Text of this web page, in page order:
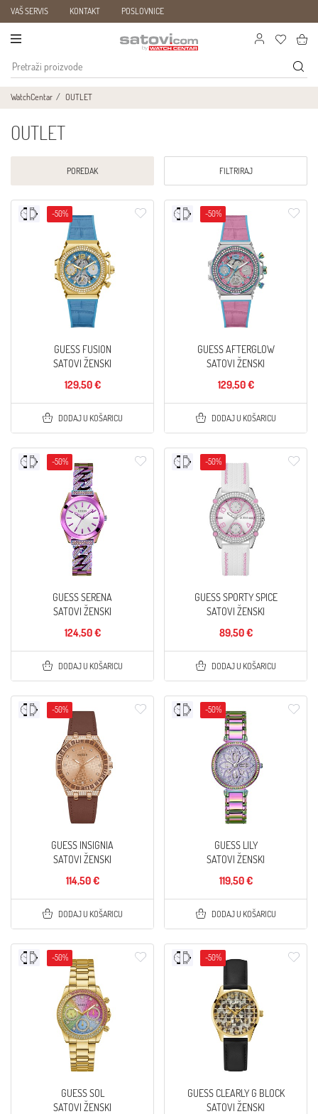
VAŠ SERVIS KONTAKT POSLOVNICE
WatchCentar OUTLET
OUTLET
POREDAK FILTRIRAJ
-50%
GUESS FUSION
SATOVI ŽENSKI
129,50 €
DODAJ U KOŠARICU
-50%
GUESS AFTERGLOW
SATOVI ŽENSKI
129,50 €
DODAJ U KOŠARICU
-50%
GUESS SERENA
SATOVI ŽENSKI
124,50 €
DODAJ U KOŠARICU
-50%
GUESS SPORTY SPICE
SATOVI ŽENSKI
89,50 €
DODAJ U KOŠARICU
-50%
GUESS INSIGNIA
SATOVI ŽENSKI
114,50 €
DODAJ U KOŠARICU
-50%
GUESS LILY
SATOVI ŽENSKI
119,50 €
DODAJ U KOŠARICU
-50%
GUESS SOL
SATOVI ŽENSKI
-50%
GUESS CLEARLY G BLOCK
SATOVI ŽENSKI